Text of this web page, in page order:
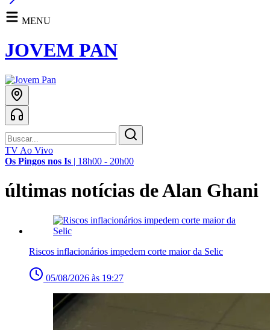
MENU
JOVEM PAN
TV Ao Vivo
Os Pingos nos Is | 18h00 - 20h00
últimas notícias de Alan Ghani
Riscos inflacionários impedem corte maior da Selic
05/08/2026 às 19:27